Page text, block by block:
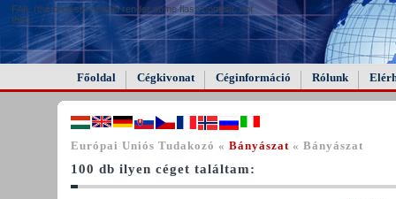
FAIL (the browser should render some flash content, not
this).
Főoldal Cégkivonat Céginformáció Rólunk
Európai Uniós Tudakozó « Bányászat « Bányászat
100 db ilyen céget találtam: